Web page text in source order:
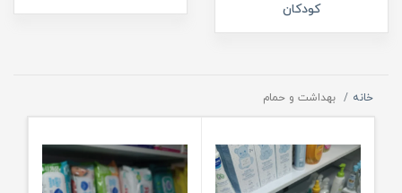
کودکان
خانه بهداشت و حمام